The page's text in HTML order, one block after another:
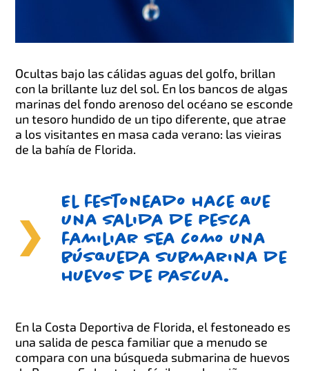
Ocultas bajo las cálidas aguas del golfo, brillan
con la brillante luz del sol. En los bancos de algas
marinas del fondo arenoso del océano se esconde
un tesoro hundido de un tipo diferente, que atrae
a los visitantes en masa cada verano: las vieiras
de la bahía de Florida.
El festoneado hace que
una salida de pesca
familiar sea como una
búsqueda submarina de
huevos de Pascua.
En la Costa Deportiva de Florida, el festoneado es
una salida de pesca familiar que a menudo se
compara con una búsqueda submarina de huevos